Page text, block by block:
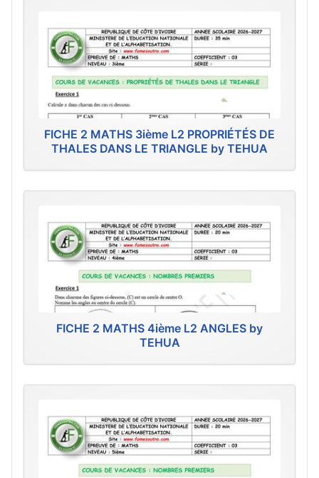
FICHE 2 MATHS 3ième L2 PROPRIÉTÉS DE
THALES DANS LE TRIANGLE by TEHUA
FICHE 2 MATHS 4ième L2 ANGLES by
TEHUA